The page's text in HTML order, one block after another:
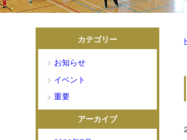
カテゴリー
お知らせ
イベント
重要
アーカイブ